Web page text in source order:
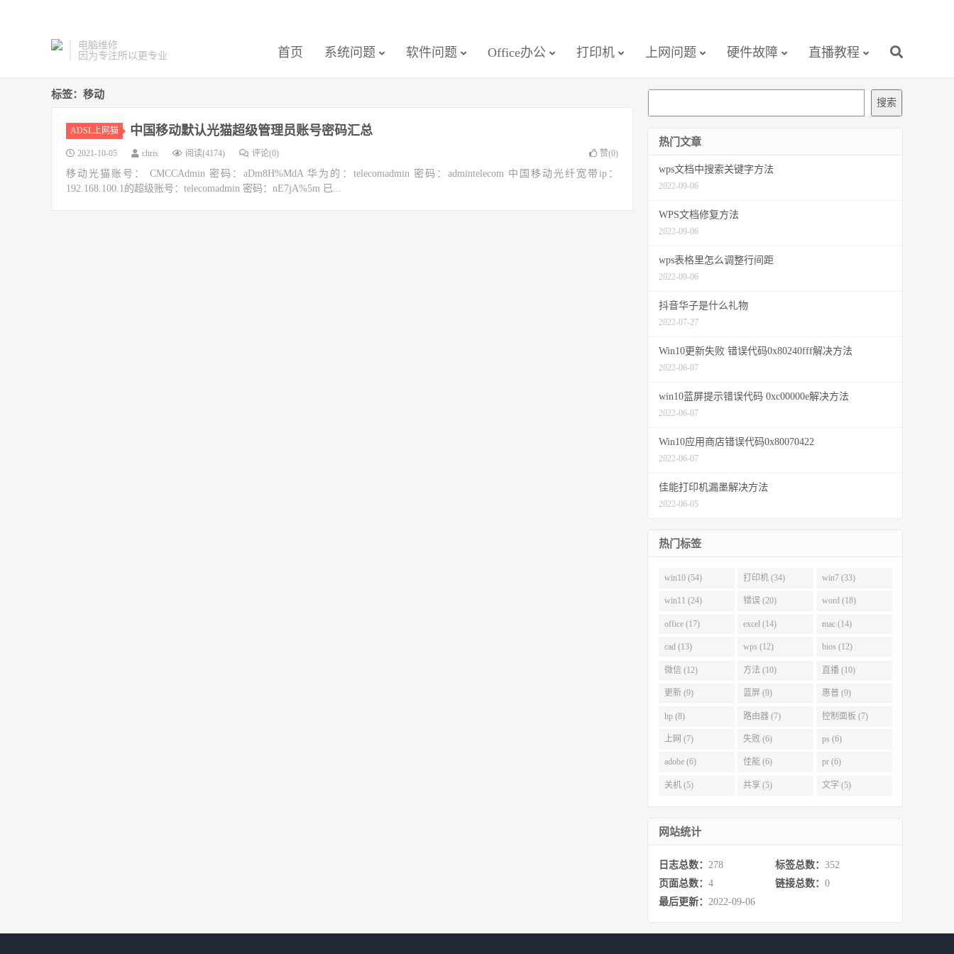
电脑维修
因为专注所以更专业
首页 系统问题 软件问题 Office办公 打印机 上网问题 硬件故障 直播教程
标签：移动
ADSL上网猫 中国移动默认光猫超级管理员账号密码汇总
2021-10-05 chris 阅读(4174) 评论(0) 赞(0)
移动光猫账号： CMCCAdmin 密码：aDm8H%MdA 华为的：telecomadmin 密码：admintelecom 中国移动光纤宽带ip：
192.168.100.1的超级账号：telecomadmin 密码：nE7jA%5m 已...
搜索
热门文章
wps文档中搜索关键字方法
2022-09-06
WPS文档修复方法
2022-09-06
wps表格里怎么调整行间距
2022-09-06
抖音华子是什么礼物
2022-07-27
Win10更新失败 错误代码0x80240fff解决方法
2022-06-07
win10蓝屏提示错误代码 0xc00000e解决方法
2022-06-07
Win10应用商店错误代码0x80070422
2022-06-07
佳能打印机漏墨解决方法
2022-06-05
热门标签
win10 (54) 打印机 (34) win7 (33)
win11 (24) 错误 (20) word (18)
office (17) excel (14) mac (14)
cad (13) wps (12) bios (12)
微信 (12) 方法 (10) 直播 (10)
更新 (9) 蓝屏 (9) 惠普 (9)
hp (8) 路由器 (7) 控制面板 (7)
上网 (7) 失败 (6) ps (6)
adobe (6) 佳能 (6) pr (6)
关机 (5) 共享 (5) 文字 (5)
网站统计
日志总数： 278 标签总数： 352
页面总数： 4 链接总数： 0
最后更新： 2022-09-06